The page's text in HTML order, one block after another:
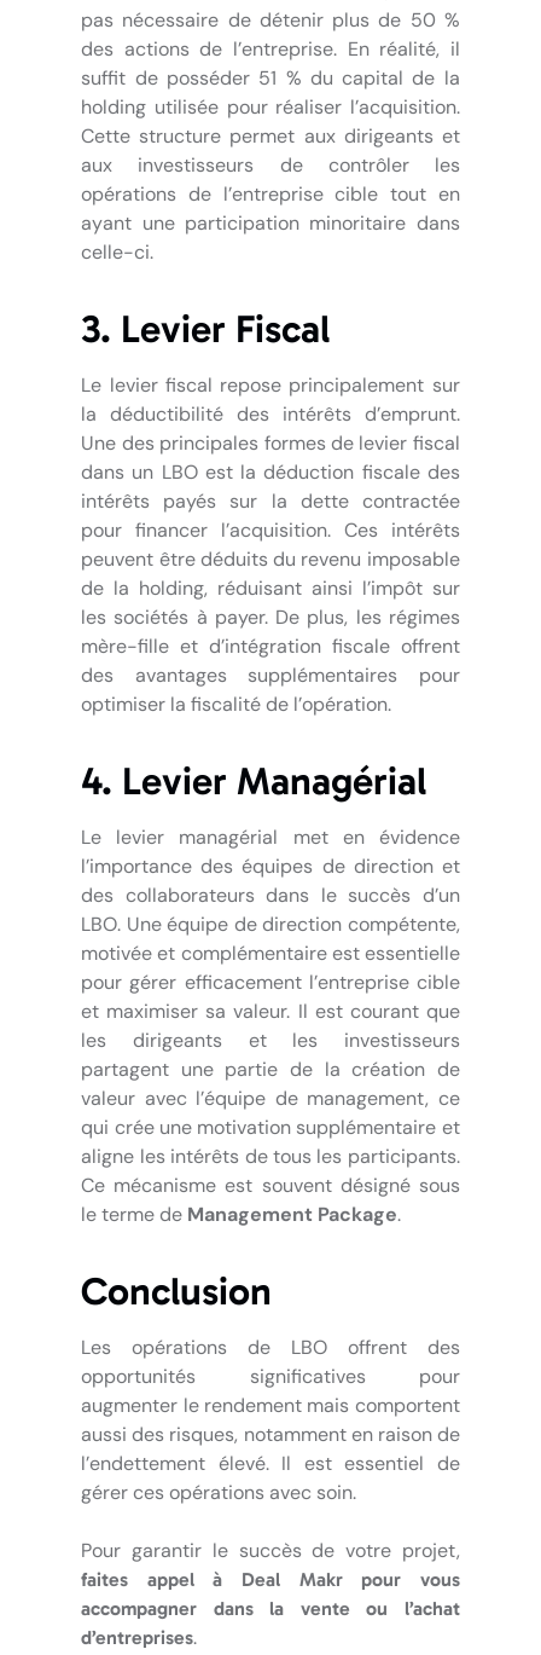
pas nécessaire de détenir plus de 50 %
des actions de l’entreprise. En réalité, il
suffit de posséder 51 % du capital de la
holding utilisée pour réaliser l’acquisition.
Cette structure permet aux dirigeants et
aux investisseurs de contrôler les
opérations de l’entreprise cible tout en
ayant une participation minoritaire dans
celle-ci.
3. Levier Fiscal
Le levier fiscal repose principalement sur
la déductibilité des intérêts d’emprunt.
Une des principales formes de levier fiscal
dans un LBO est la déduction fiscale des
intérêts payés sur la dette contractée
pour financer l’acquisition. Ces intérêts
peuvent être déduits du revenu imposable
de la holding, réduisant ainsi l’impôt sur
les sociétés à payer. De plus, les régimes
mère-fille et d’intégration fiscale offrent
des avantages supplémentaires pour
optimiser la fiscalité de l’opération.
4. Levier Managérial
Le levier managérial met en évidence
l’importance des équipes de direction et
des collaborateurs dans le succès d’un
LBO. Une équipe de direction compétente,
motivée et complémentaire est essentielle
pour gérer efficacement l’entreprise cible
et maximiser sa valeur. Il est courant que
les dirigeants et les investisseurs
partagent une partie de la création de
valeur avec l’équipe de management, ce
qui crée une motivation supplémentaire et
aligne les intérêts de tous les participants.
Ce mécanisme est souvent désigné sous
le terme de Management Package.
Conclusion
Les opérations de LBO offrent des
opportunités significatives pour
augmenter le rendement mais comportent
aussi des risques, notamment en raison de
l’endettement élevé. Il est essentiel de
gérer ces opérations avec soin.
Pour garantir le succès de votre projet,
faites appel à Deal Makr pour vous
accompagner dans la vente ou l’achat
d’entreprises.